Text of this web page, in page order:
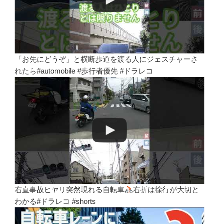
「お先にどうぞ」と横断歩道を渡る人にジェスチャーさ
れたら#automobile #歩行者優先 #ドラレコ
右直事故ヒヤリ突然現れる自転車
右折は徐行が大切と
わかる#ドラレコ #shorts